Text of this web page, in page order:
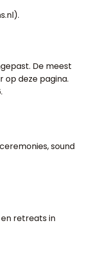
De meest
op deze pagina.
sound
retreats in